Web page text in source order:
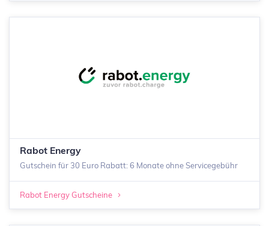
Rabot Energy
Gutschein für 30 Euro Rabatt: 6 Monate ohne Servicegebühr
Rabot Energy Gutscheine